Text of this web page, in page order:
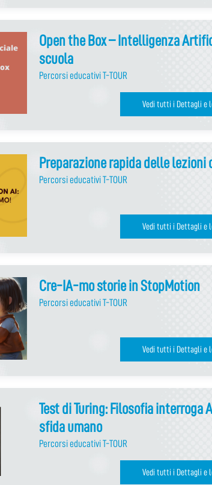
Open the Box – Intelligenza
scuola
Percorsi educativi T-TOUR
Vedi tutti i Dettagli e
Preparazione rapida delle lezioni
Percorsi educativi T-TOUR
Vedi tutti i Dettagli e
Cre-IA-mo storie in StopMotion
Percorsi educativi T-TOUR
Vedi tutti i Dettagli e
Test di Turing: Filosofia interroga
sfida umano
Percorsi educativi T-TOUR
Vedi tutti i Dettagli e